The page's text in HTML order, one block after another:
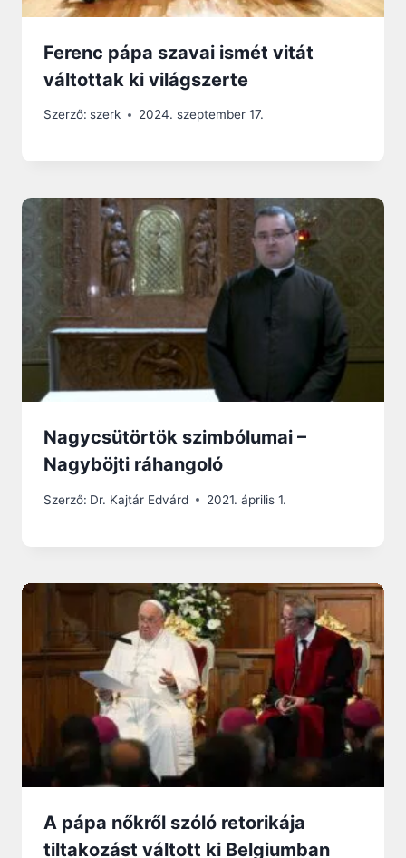
Ferenc pápa szavai ismét vitát
váltottak ki világszerte
Szerző: szerk 2024. szeptember 17.
Nagycsütörtök szimbólumai –
Nagyböjti ráhangoló
Szerző: Dr. Kajtár Edvárd 2021. április 1.
A pápa nőkről szóló retorikája
tiltakozást váltott ki Belgiumban